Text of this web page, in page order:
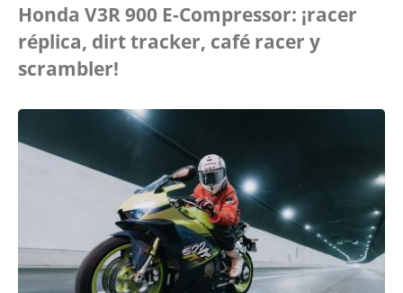
Honda V3R 900 E-Compressor: ¡racer
réplica, dirt tracker, café racer y
scrambler!